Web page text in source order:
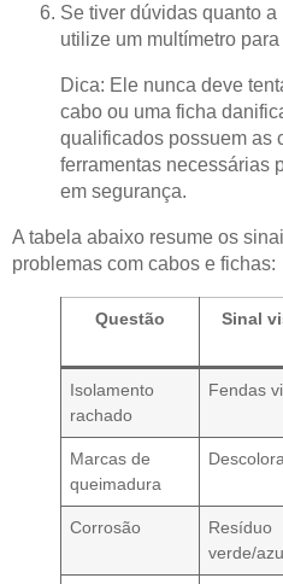
Se tiver dúvidas quanto
utilize um multímetro
Dica: Ele nunca deve
cabo ou uma ficha
qualificados possuem as
ferramentas necessárias
em segurança.
A tabela abaixo resume os
problemas com cabos e fichas:
Questão Sinal
Isolamento
rachado
Fendas
Marcas de
queimadura
Corrosão
Resíduo
verde/